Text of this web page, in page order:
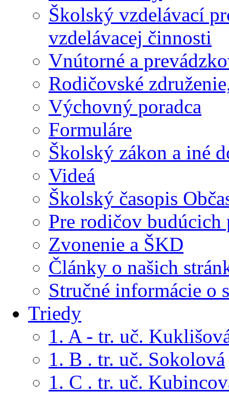
Školský vzdelávací
vzdelávacej činnosti
Vnútorné a
Rodičovské
Výchovný poradca
Formuláre
Školský zákon a iné
Videá
Školský časopis
Pre rodičov budúcich
Zvonenie a ŠKD
Články o našich
Stručné informácie o
Triedy
1. A - tr. uč.
1. B . tr. uč. Sokolová
1. C . tr. uč.